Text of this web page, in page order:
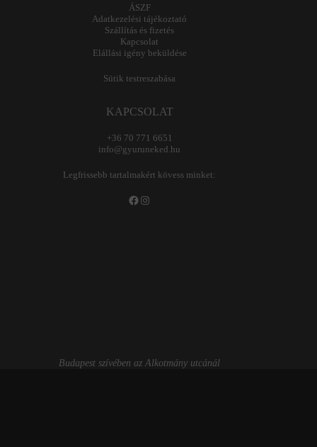
ÁSZF
Adatkezelési tájékoztató
Szállítás és fizetés
Kapcsolat
Elállási igény beküldése
Sütik testreszabása
KAPCSOLAT
+36 70 771 6651
info@gyuruneked.hu
Legfrissebb tartalmakért kövess minket:
Facebook
Instagram
Budapest szívében az Alkotmány utcánál